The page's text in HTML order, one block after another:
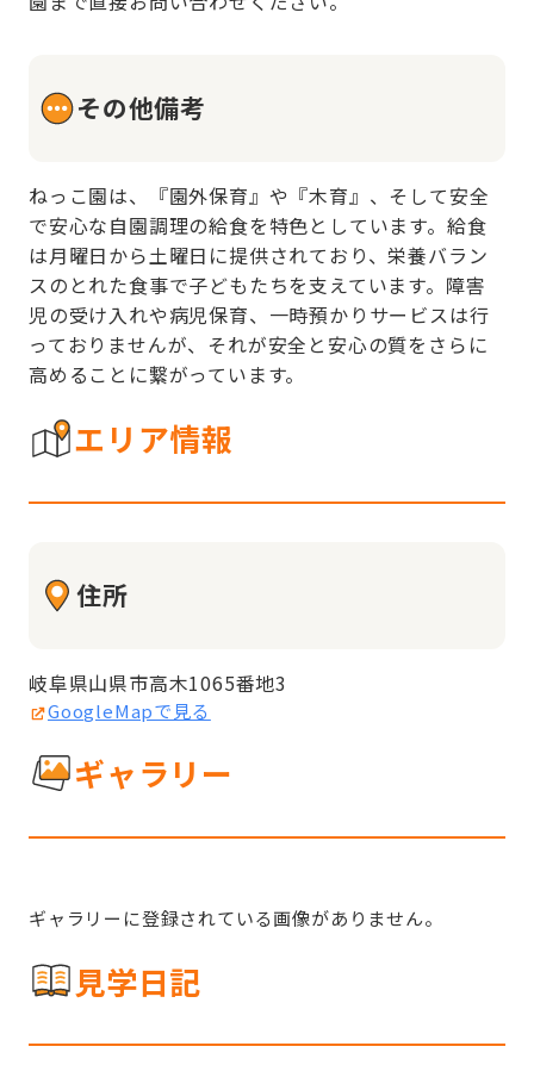
その他備考
ねっこ園は、『園外保育』や『木育』、そして安全
で安心な自園調理の給食を特色としています。給食
は月曜日から土曜日に提供されており、栄養バラン
スのとれた食事で子どもたちを支えています。障害
児の受け入れや病児保育、一時預かりサービスは行
っておりませんが、それが安全と安心の質をさらに
高めることに繋がっています。
エリア情報
住所
岐阜県山県市高木1065番地3
GoogleMapで見る
ギャラリー
ギャラリーに登録されている画像がありません。
見学日記